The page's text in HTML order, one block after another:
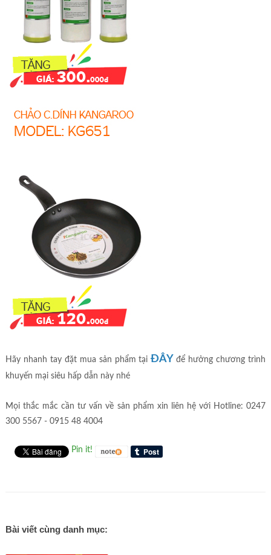
Hãy nhanh tay đặt mua sản phẩm tạiĐÂYđể hưởng chương trình
khuyến mại siêu hấp dẫn này nhé
Mọi thắc mắc cần tư vấn về sản phẩm xin liên hệ với Hotline: 0247
300 5567 - 0915 48 4004
Pin it!
Bài viết cùng danh mục: